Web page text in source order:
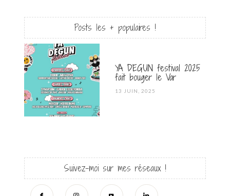
Posts les + populaires !
YA DEGUN festival 2025
fait bouger le Var
POSTED
13 JUIN, 2025
Suivez-moi sur mes réseaux !